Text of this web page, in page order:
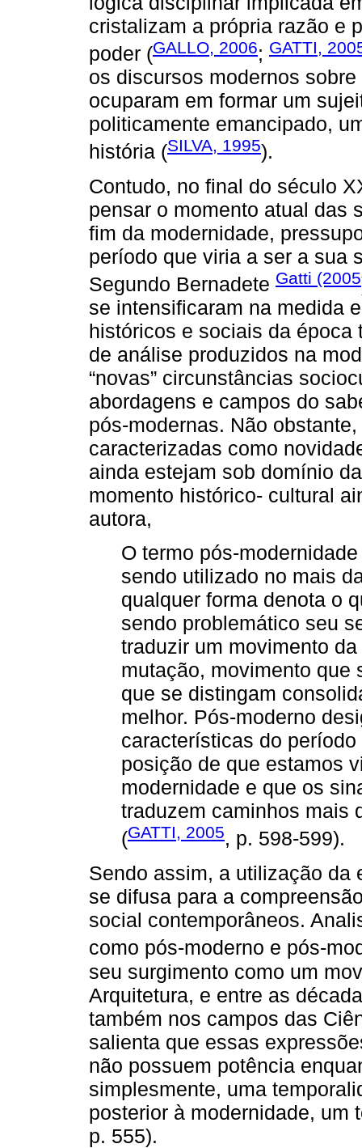
cristalizam a própria razão e
poder (GALLO, 2006; GATTI,
os discursos modernos
ocuparam em formar um
politicamente emancipado,
história (SILVA, 1995).
Contudo, no final do século
pensar o momento atual das
fim da modernidade,
período que viria a ser a sua
Segundo Bernadete Gatti (2005
se intensificaram na medida
históricos e sociais da época
de análise produzidos na
“novas” circunstâncias
abordagens e campos do
pós-modernas. Não
caracterizadas como
ainda estejam sob domínio
momento histórico- cultural
autora,
O termo pós-
sendo utilizado no mais
qualquer forma denota o
sendo problemático seu
traduzir um movimento
mutação, movimento que
que se distingam
melhor. Pós-moderno
características do
posição de que estamos
modernidade e que os
traduzem caminhos mais
(GATTI, 2005, p. 598-599).
Sendo assim, a utilização da
se difusa para a
social contemporâneos.
como pós-moderno e pós-
seu surgimento como um
Arquitetura, e entre as
também nos campos das
salienta que essas
não possuem potência
simplesmente, uma
posterior à modernidade, um
p. 555).